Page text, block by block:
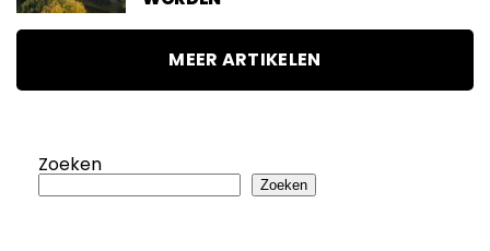
MEER ARTIKELEN
Zoeken
Zoeken